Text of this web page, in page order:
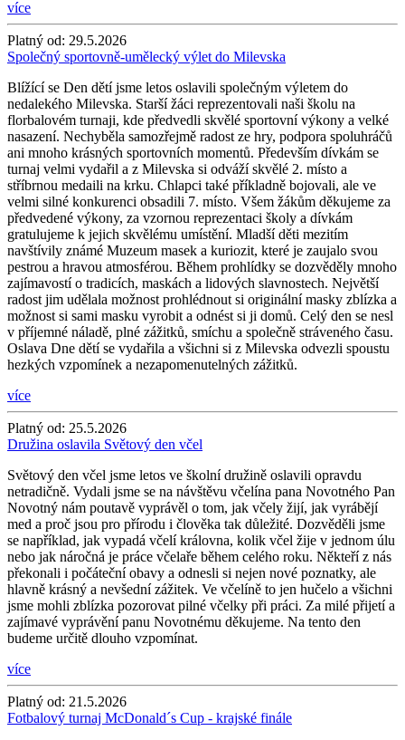
více
Platný od: 29.5.2026
Společný sportovně-umělecký výlet do Milevska
Blížící se Den dětí jsme letos oslavili společným výletem do
nedalekého Milevska. Starší žáci reprezentovali naši školu na
florbalovém turnaji, kde předvedli skvělé sportovní výkony a velké
nasazení. Nechyběla samozřejmě radost ze hry, podpora spoluhráčů
ani mnoho krásných sportovních momentů. Především dívkám se
turnaj velmi vydařil a z Milevska si odváží skvělé 2. místo a
stříbrnou medaili na krku. Chlapci také příkladně bojovali, ale ve
velmi silné konkurenci obsadili 7. místo. Všem žákům děkujeme za
předvedené výkony, za vzornou reprezentaci školy a dívkám
gratulujeme k jejich skvělému umístění. Mladší děti mezitím
navštívily známé Muzeum masek a kuriozit, které je zaujalo svou
pestrou a hravou atmosférou. Během prohlídky se dozvěděly mnoho
zajímavostí o tradicích, maskách a lidových slavnostech. Největší
radost jim udělala možnost prohlédnout si originální masky zblízka a
možnost si sami masku vyrobit a odnést si ji domů. Celý den se nesl
v příjemné náladě, plné zážitků, smíchu a společně stráveného času.
Oslava Dne dětí se vydařila a všichni si z Milevska odvezli spoustu
hezkých vzpomínek a nezapomenutelných zážitků.
více
Platný od: 25.5.2026
Družina oslavila Světový den včel
Světový den včel jsme letos ve školní družině oslavili opravdu
netradičně. Vydali jsme se na návštěvu včelína pana Novotného Pan
Novotný nám poutavě vyprávěl o tom, jak včely žijí, jak vyrábějí
med a proč jsou pro přírodu i člověka tak důležité. Dozvěděli jsme
se například, jak vypadá včelí královna, kolik včel žije v jednom úlu
nebo jak náročná je práce včelaře během celého roku. Někteří z nás
překonali i počáteční obavy a odnesli si nejen nové poznatky, ale
hlavně krásný a nevšední zážitek. Ve včelíně to jen hučelo a všichni
jsme mohli zblízka pozorovat pilné včelky při práci. Za milé přijetí a
zajímavé vyprávění panu Novotnému děkujeme. Na tento den
budeme určitě dlouho vzpomínat.
více
Platný od: 21.5.2026
Fotbalový turnaj McDonald´s Cup - krajské finále